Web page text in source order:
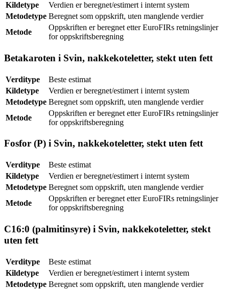
Kildetype
Verdien er beregnet/estimert i internt system
Metodetype Beregnet som oppskrift, uten manglende verdier
Metode
Oppskriften er beregnet etter EuroFIRs retningslinjer
for oppskriftsberegning
Betakaroten i Svin, nakkekoteletter, stekt uten fett
Verditype
Beste estimat
Kildetype
Verdien er beregnet/estimert i internt system
Metodetype Beregnet som oppskrift, uten manglende verdier
Metode
Oppskriften er beregnet etter EuroFIRs retningslinjer
for oppskriftsberegning
Fosfor (P) i Svin, nakkekoteletter, stekt uten fett
Verditype
Beste estimat
Kildetype
Verdien er beregnet/estimert i internt system
Metodetype Beregnet som oppskrift, uten manglende verdier
Metode
Oppskriften er beregnet etter EuroFIRs retningslinjer
for oppskriftsberegning
C16:0 (palmitinsyre) i Svin, nakkekoteletter, stekt
uten fett
Verditype
Beste estimat
Kildetype
Verdien er beregnet/estimert i internt system
Metodetype Beregnet som oppskrift, uten manglende verdier